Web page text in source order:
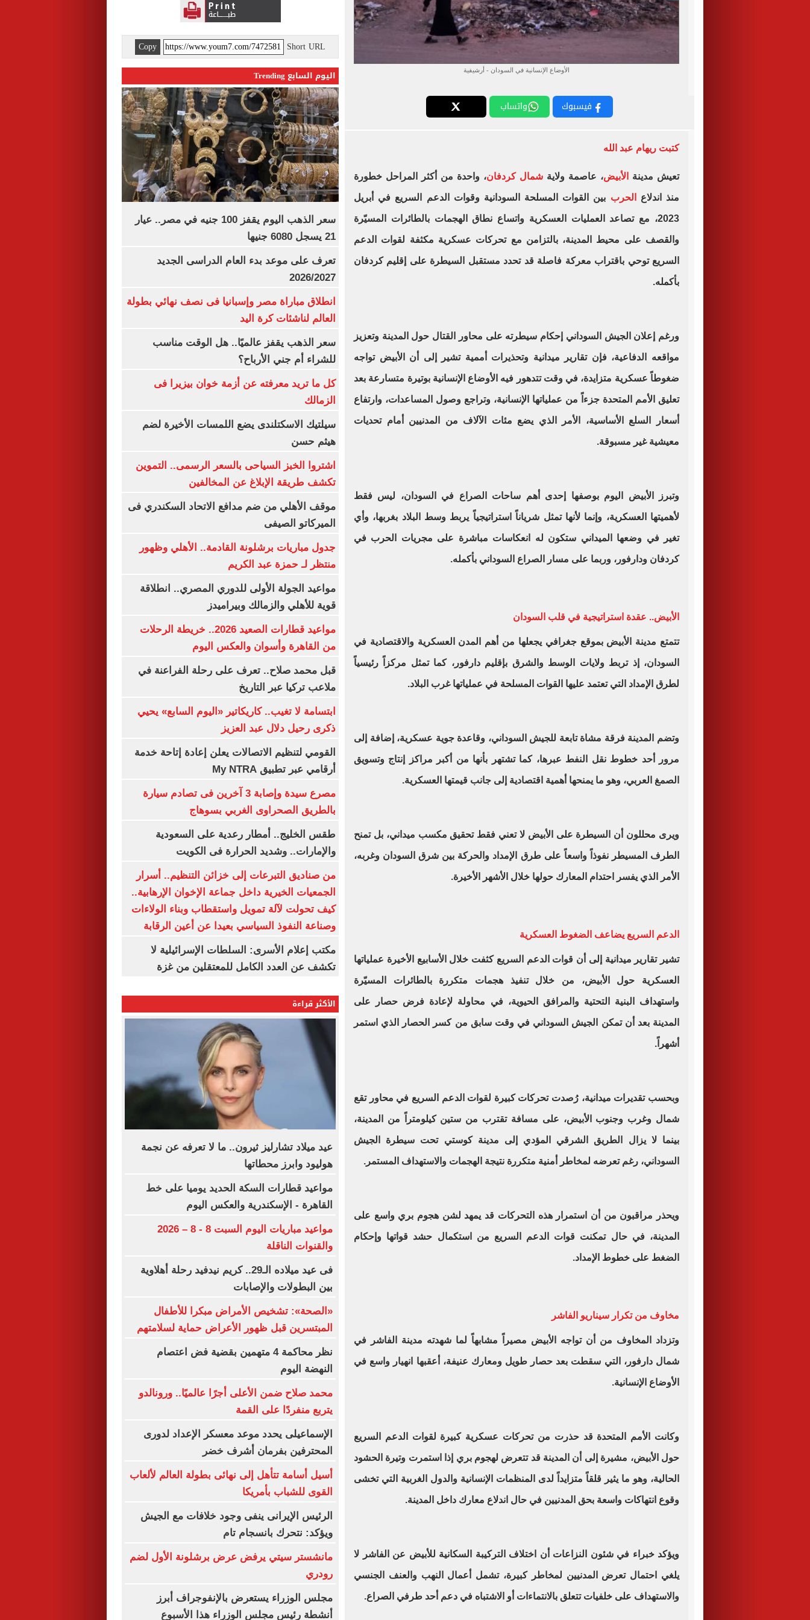
الأوضاع الإنسانية في السودان - أرشيفية
فيسبوك واتساب
كتبت ريهام عبد الله
تعيش مدينة الأبيض، عاصمة ولاية شمال كردفان، واحدة من أكثر المراحل خطورة
منذ اندلاع الحرب بين القوات المسلحة السودانية وقوات الدعم السريع في أبريل
2023، مع تصاعد العمليات العسكرية واتساع نطاق الهجمات بالطائرات المسيّرة
والقصف على محيط المدينة، بالتزامن مع تحركات عسكرية مكثفة لقوات الدعم
السريع توحي باقتراب معركة فاصلة قد تحدد مستقبل السيطرة على إقليم كردفان
بأكمله.
ورغم إعلان الجيش السوداني إحكام سيطرته على محاور القتال حول المدينة وتعزيز
مواقعه الدفاعية، فإن تقارير ميدانية وتحذيرات أممية تشير إلى أن الأبيض تواجه
ضغوطاً عسكرية متزايدة، في وقت تتدهور فيه الأوضاع الإنسانية بوتيرة متسارعة بعد
تعليق الأمم المتحدة جزءاً من عملياتها الإنسانية، وتراجع وصول المساعدات، وارتفاع
أسعار السلع الأساسية، الأمر الذي يضع مئات الآلاف من المدنيين أمام تحديات
معيشية غير مسبوقة.
وتبرز الأبيض اليوم بوصفها إحدى أهم ساحات الصراع في السودان، ليس فقط
لأهميتها العسكرية، وإنما لأنها تمثل شرياناً استراتيجياً يربط وسط البلاد بغربها، وأي
تغير في وضعها الميداني ستكون له انعكاسات مباشرة على مجريات الحرب في
كردفان ودارفور، وربما على مسار الصراع السوداني بأكمله.
الأبيض.. عقدة استراتيجية في قلب السودان
تتمتع مدينة الأبيض بموقع جغرافي يجعلها من أهم المدن العسكرية والاقتصادية في
السودان، إذ تربط ولايات الوسط والشرق بإقليم دارفور، كما تمثل مركزاً رئيسياً
لطرق الإمداد التي تعتمد عليها القوات المسلحة في عملياتها غرب البلاد.
وتضم المدينة فرقة مشاة تابعة للجيش السوداني، وقاعدة جوية عسكرية، إضافة إلى
مرور أحد خطوط نقل النفط عبرها، كما تشتهر بأنها من أكبر مراكز إنتاج وتسويق
الصمغ العربي، وهو ما يمنحها أهمية اقتصادية إلى جانب قيمتها العسكرية.
ويرى محللون أن السيطرة على الأبيض لا تعني فقط تحقيق مكسب ميداني، بل تمنح
الطرف المسيطر نفوذاً واسعاً على طرق الإمداد والحركة بين شرق السودان وغربه،
الأمر الذي يفسر احتدام المعارك حولها خلال الأشهر الأخيرة.
الدعم السريع يضاعف الضغوط العسكرية
تشير تقارير ميدانية إلى أن قوات الدعم السريع كثفت خلال الأسابيع الأخيرة عملياتها
العسكرية حول الأبيض، من خلال تنفيذ هجمات متكررة بالطائرات المسيّرة
واستهداف البنية التحتية والمرافق الحيوية، في محاولة لإعادة فرض حصار على
المدينة بعد أن تمكن الجيش السوداني في وقت سابق من كسر الحصار الذي استمر
أشهراً.
وبحسب تقديرات ميدانية، رُصدت تحركات كبيرة لقوات الدعم السريع في محاور تقع
شمال وغرب وجنوب الأبيض، على مسافة تقترب من ستين كيلومتراً من المدينة،
بينما لا يزال الطريق الشرقي المؤدي إلى مدينة كوستي تحت سيطرة الجيش
السوداني، رغم تعرضه لمخاطر أمنية متكررة نتيجة الهجمات والاستهداف المستمر.
ويحذر مراقبون من أن استمرار هذه التحركات قد يمهد لشن هجوم بري واسع على
المدينة، في حال تمكنت قوات الدعم السريع من استكمال حشد قواتها وإحكام
الضغط على خطوط الإمداد.
مخاوف من تكرار سيناريو الفاشر
وتزداد المخاوف من أن تواجه الأبيض مصيراً مشابهاً لما شهدته مدينة الفاشر في
شمال دارفور، التي سقطت بعد حصار طويل ومعارك عنيفة، أعقبها انهيار واسع في
الأوضاع الإنسانية.
وكانت الأمم المتحدة قد حذرت من تحركات عسكرية كبيرة لقوات الدعم السريع
حول الأبيض، مشيرة إلى أن المدينة قد تتعرض لهجوم بري إذا استمرت وتيرة الحشود
الحالية، وهو ما يثير قلقاً متزايداً لدى المنظمات الإنسانية والدول الغربية التي تخشى
وقوع انتهاكات واسعة بحق المدنيين في حال اندلاع معارك داخل المدينة.
ويؤكد خبراء في شئون النزاعات أن اختلاف التركيبة السكانية للأبيض عن الفاشر لا
يلغي احتمال تعرض المدنيين لمخاطر كبيرة، تشمل أعمال النهب والعنف الجنسي
والاستهداف على خلفيات تتعلق بالانتماءات أو الاشتباه في دعم أحد طرفي الصراع.
Short URL
Copy
اليوم السابع Trending
سعر الذهب اليوم يقفز 100 جنيه في مصر.. عيار
21 يسجل 6080 جنيها
تعرف على موعد بدء العام الدراسى الجديد
2026/2027
انطلاق مباراة مصر وإسبانيا فى نصف نهائي بطولة
العالم لناشئات كرة اليد
سعر الذهب يقفز عالميًا.. هل الوقت مناسب
للشراء أم جني الأرباح؟
كل ما تريد معرفته عن أزمة خوان بيزيرا فى
الزمالك
سيلتيك الاسكتلندى يضع اللمسات الأخيرة لضم
هيثم حسن
اشتروا الخبز السياحى بالسعر الرسمى.. التموين
تكشف طريقة الإبلاغ عن المخالفين
موقف الأهلي من ضم مدافع الاتحاد السكندري فى
الميركاتو الصيفى
جدول مباريات برشلونة القادمة.. الأهلي وظهور
منتظر لـ حمزة عبد الكريم
مواعيد الجولة الأولى للدوري المصري.. انطلاقة
قوية للأهلي والزمالك وبيراميدز
مواعيد قطارات الصعيد 2026.. خريطة الرحلات
من القاهرة وأسوان والعكس اليوم
قبل محمد صلاح.. تعرف على رحلة الفراعنة في
ملاعب تركيا عبر التاريخ
ابتسامة لا تغيب.. كاريكاتير «اليوم السابع» يحيي
ذكرى رحيل دلال عبد العزيز
القومي لتنظيم الاتصالات يعلن إعادة إتاحة خدمة
أرقامي عبر تطبيق My NTRA
مصرع سيدة وإصابة 3 آخرين فى تصادم سيارة
بالطريق الصحراوى الغربي بسوهاج
طقس الخليج.. أمطار رعدية على السعودية
والإمارات.. وشديد الحرارة فى الكويت
من صناديق التبرعات إلى خزائن التنظيم.. أسرار
الجمعيات الخيرية داخل جماعة الإخوان الإرهابية..
كيف تحولت لآلة تمويل واستقطاب وبناء الولاءات
وصناعة النفوذ السياسي بعيدا عن أعين الرقابة
مكتب إعلام الأسرى: السلطات الإسرائيلية لا
تكشف عن العدد الكامل للمعتقلين من غزة
الأكثر قراءة
عيد ميلاد تشارليز ثيرون.. ما لا تعرفه عن نجمة
هوليود وابرز محطاتها
مواعيد قطارات السكة الحديد يوميا على خط
القاهرة - الإسكندرية والعكس اليوم
مواعيد مباريات اليوم السبت 8 - 8 – 2026
والقنوات الناقلة
فى عيد ميلاده الـ29.. كريم نيدفيد رحلة أهلاوية
بين البطولات والإصابات
«الصحة»: تشخيص الأمراض مبكرا للأطفال
المبتسرين قبل ظهور الأعراض حماية لسلامتهم
نظر محاكمة 4 متهمين بقضية فض اعتصام
النهضة اليوم
محمد صلاح ضمن الأعلى أجرًا عالميًا.. ورونالدو
يتربع منفردًا على القمة
الإسماعيلى يحدد موعد معسكر الإعداد لدورى
المحترفين بفرمان أشرف خضر
أسيل أسامة تتأهل إلى نهائى بطولة العالم لألعاب
القوى للشباب بأمريكا
الرئيس الإيرانى ينفى وجود خلافات مع الجيش
ويؤكد: نتحرك بانسجام تام
مانشستر سيتي يرفض عرض برشلونة الأول لضم
رودري
مجلس الوزراء يستعرض بالإنفوجراف أبرز
أنشطة رئيس مجلس الوزراء هذا الأسبوع